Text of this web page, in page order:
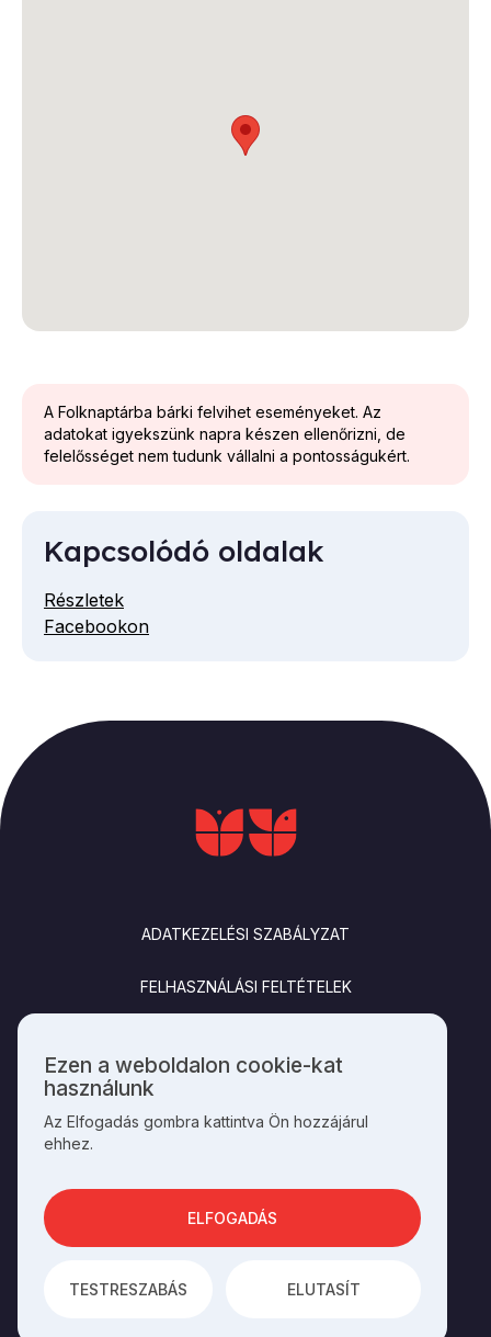
A Folknaptárba bárki felvihet eseményeket. Az
adatokat igyekszünk napra készen ellenőrizni, de
felelősséget nem tudunk vállalni a pontosságukért.
Kapcsolódó oldalak
Részletek
Facebookon
ADATKEZELÉSI SZABÁLYZAT
FELHASZNÁLÁSI FELTÉTELEK
SOCIALS
AZINTEGRAL VISION FEJLESZTETTE
Személyes
adatok
és
cookie-
használata
Ezen a weboldalon cookie-kat
használunk
Az Elfogadás gombra kattintva Ön hozzájárul
ehhez.
TESTRESZABÁS ELUTASÍT
ELFOGADÁS